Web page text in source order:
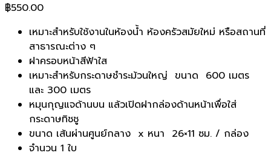
฿550.00
เหมาะสำหรับใช้งานในห้องน้ำ ห้องครัวสมัยใหม่ หรือสถานที่
สาธารณะต่าง ๆ
ฝาครอบหน้าสีฟ้าใส
เหมาะสำหรับกระดาษชำระม้วนใหญ่ ขนาด 600 เมตร
และ 300 เมตร
หมุนกุญแจด้านบน แล้วเปิดฝากล่องด้านหน้าเพื่อใส่
กระดาษทิชชู
ขนาด เส้นผ่านศูนย์กลาง x หนา 26×11 ซม. / กล่อง
จำนวน 1 ใบ